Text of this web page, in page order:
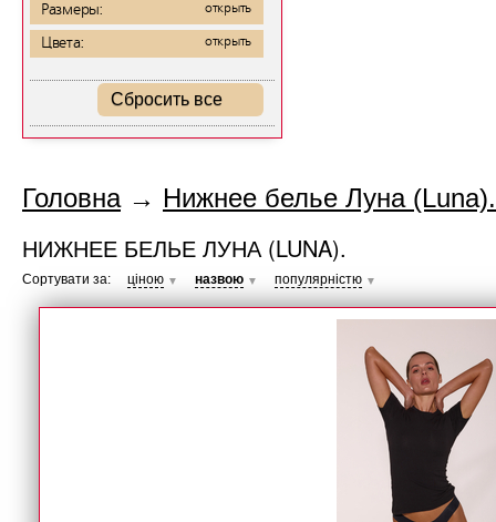
Размеры: открыть
Цвета: открыть
Сбросить все
Головна→ Нижнее белье Луна (Luna).
НИЖНЕЕ БЕЛЬЕ ЛУНА (LUNA).
Сортувати за: ціною ▼ назвою ▼ популярністю ▼